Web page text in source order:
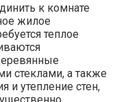
к комнате
жилое
теплое
стеклами, а также
и утепление стен,